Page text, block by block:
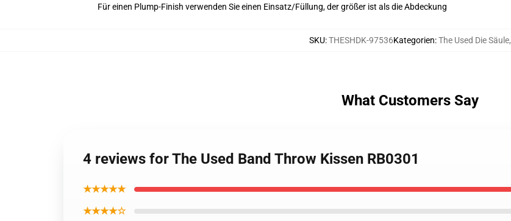
Für einen Plump-Finish verwenden Sie einen Einsatz/Füllung, der größer ist als die Abdeckung
SKU:THESHDK-97536Kategorien:The Used Die Säule,
What Customers Say
4 reviews for The Used Band Throw Kissen RB0301
★★★★★
★★★★☆